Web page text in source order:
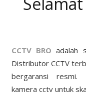
CCTV BRO adalah
Distributor CCTV
bergaransi resmi.
kamera cctv untuk